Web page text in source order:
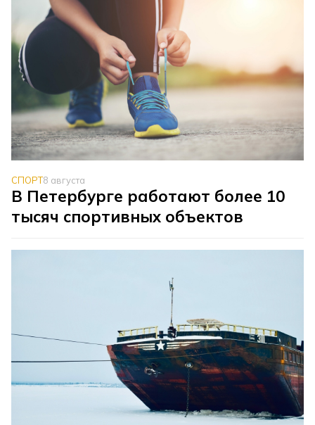
СПОРТ8 августа
В Петербурге работают более 10
тысяч спортивных объектов